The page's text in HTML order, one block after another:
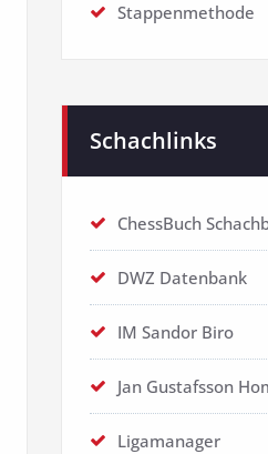
Stappenmethode
Schachlinks
ChessBuch
DWZ Datenbank
IM Sandor Biro
Jan Gustafsson
Ligamanager